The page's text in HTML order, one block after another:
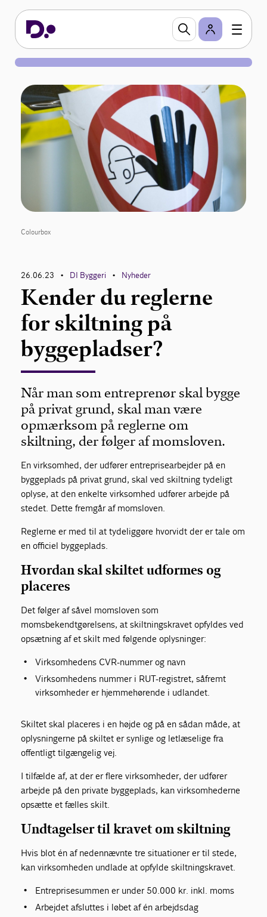
Colourbox
26.06.23 • DI Byggeri • Nyheder
Kender du reglerne
for skiltning på
byggepladser?
Når man som entreprenør skal bygge
på privat grund, skal man være
opmærksom på reglerne om
skiltning, der følger af momsloven.
En virksomhed, der udfører entreprisearbejder på en
byggeplads på privat grund, skal ved skiltning tydeligt
oplyse, at den enkelte virksomhed udfører arbejde på
stedet. Dette fremgår af momsloven.
Reglerne er med til at tydeliggøre hvorvidt der er tale om
en officiel byggeplads.
Hvordan skal skiltet udformes og
placeres
Det følger af såvel momsloven som
momsbekendtgørelsens, at skiltningskravet opfyldes ved
opsætning af et skilt med følgende oplysninger:
Virksomhedens CVR-nummer og navn
Virksomhedens nummer i RUT-registret, såfremt
virksomheder er hjemmehørende i udlandet.
Skiltet skal placeres i en højde og på en sådan måde, at
oplysningerne på skiltet er synlige og letlæselige fra
offentligt tilgængelig vej.
I tilfælde af, at der er flere virksomheder, der udfører
arbejde på den private byggeplads, kan virksomhederne
opsætte et fælles skilt.
Undtagelser til kravet om skiltning
Hvis blot én af nedennævnte tre situationer er til stede,
kan virksomheden undlade at opfylde skiltningskravet.
Entreprisesummen er under 50.000 kr. inkl. moms
Arbejdet afsluttes i løbet af én arbejdsdag